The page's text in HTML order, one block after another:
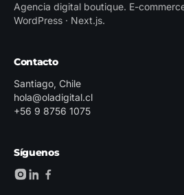
Agencia digital boutique. E-
WordPress · Next.js.
Contacto
Santiago, Chile
hola@oladigital.cl
+56 9 8756 1075
Síguenos